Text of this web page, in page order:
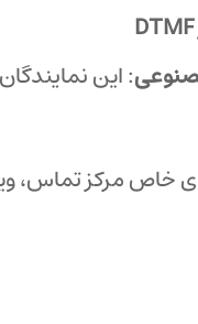
DTMF
: این
خاص مرکز تماس،